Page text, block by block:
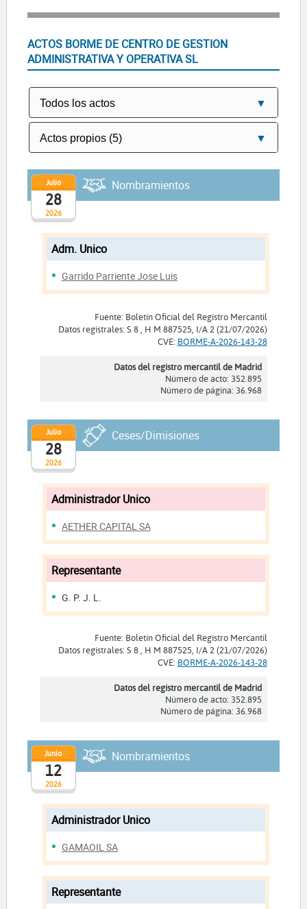
ACTOS BORME DE CENTRO DE GESTION
ADMINISTRATIVA Y OPERATIVA SL
2026
Julio
28
Nombramientos
Adm. Unico
Garrido Parriente Jose Luis
Fuente: Boletín Oficial del Registro Mercantil
Datos registrales: S 8 , H M 887525, I/A 2 (21/07/2026)
CVE: BORME-A-2026-143-28
Datos del registro mercantil de Madrid
Número de acto: 352.895
Número de página: 36.968
2026
Julio
28
Ceses/Dimisiones
Administrador Unico
AETHER CAPITAL SA
Representante
G. P. J. L.
Fuente: Boletín Oficial del Registro Mercantil
Datos registrales: S 8 , H M 887525, I/A 2 (21/07/2026)
CVE: BORME-A-2026-143-28
Datos del registro mercantil de Madrid
Número de acto: 352.895
Número de página: 36.968
2026
Junio
12
Nombramientos
Administrador Unico
GAMAOIL SA
Representante